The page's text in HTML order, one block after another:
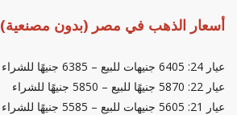
أسعار الذهب في مصر (بدون مصنعية)
عيار 24: 6405 جنيهات للبيع – 6385 جنيهًا للشراء
عيار 22: 5870 جنيهًا للبيع – 5850 جنيهًا للشراء
عيار 21: 5605 جنيهات للبيع – 5585 جنيهًا للشراء